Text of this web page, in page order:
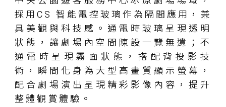
採用CS 智能電控玻璃作為隔間應用，兼
具美觀與科技感。通電時玻璃呈現透明
狀態，讓劇場內空間陳設一覽無遺；不
通電時呈現霧面狀態，搭配背投影技
術，瞬間化身為大型高畫質顯示螢幕，
配合劇場演出呈現精彩影像內容，提升
整體觀賞體驗。